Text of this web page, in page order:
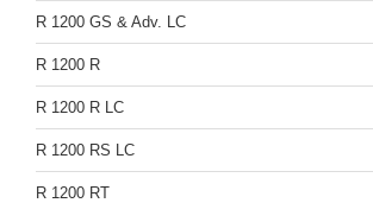
R 1200 GS & Adv. LC
R 1200 R
R 1200 R LC
R 1200 RS LC
R 1200 RT